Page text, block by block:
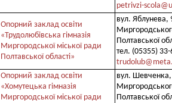
petrivzi-
Опорний заклад освіти
«Трудолюбівська гімназія
Миргородської міської ради
Полтавської області»
вул. Яблунева,
Полтавської
тел. (05355)
Опорний заклад освіти
«Хомутецька гімназія
Миргородської міської ради
вул.
Полтавської